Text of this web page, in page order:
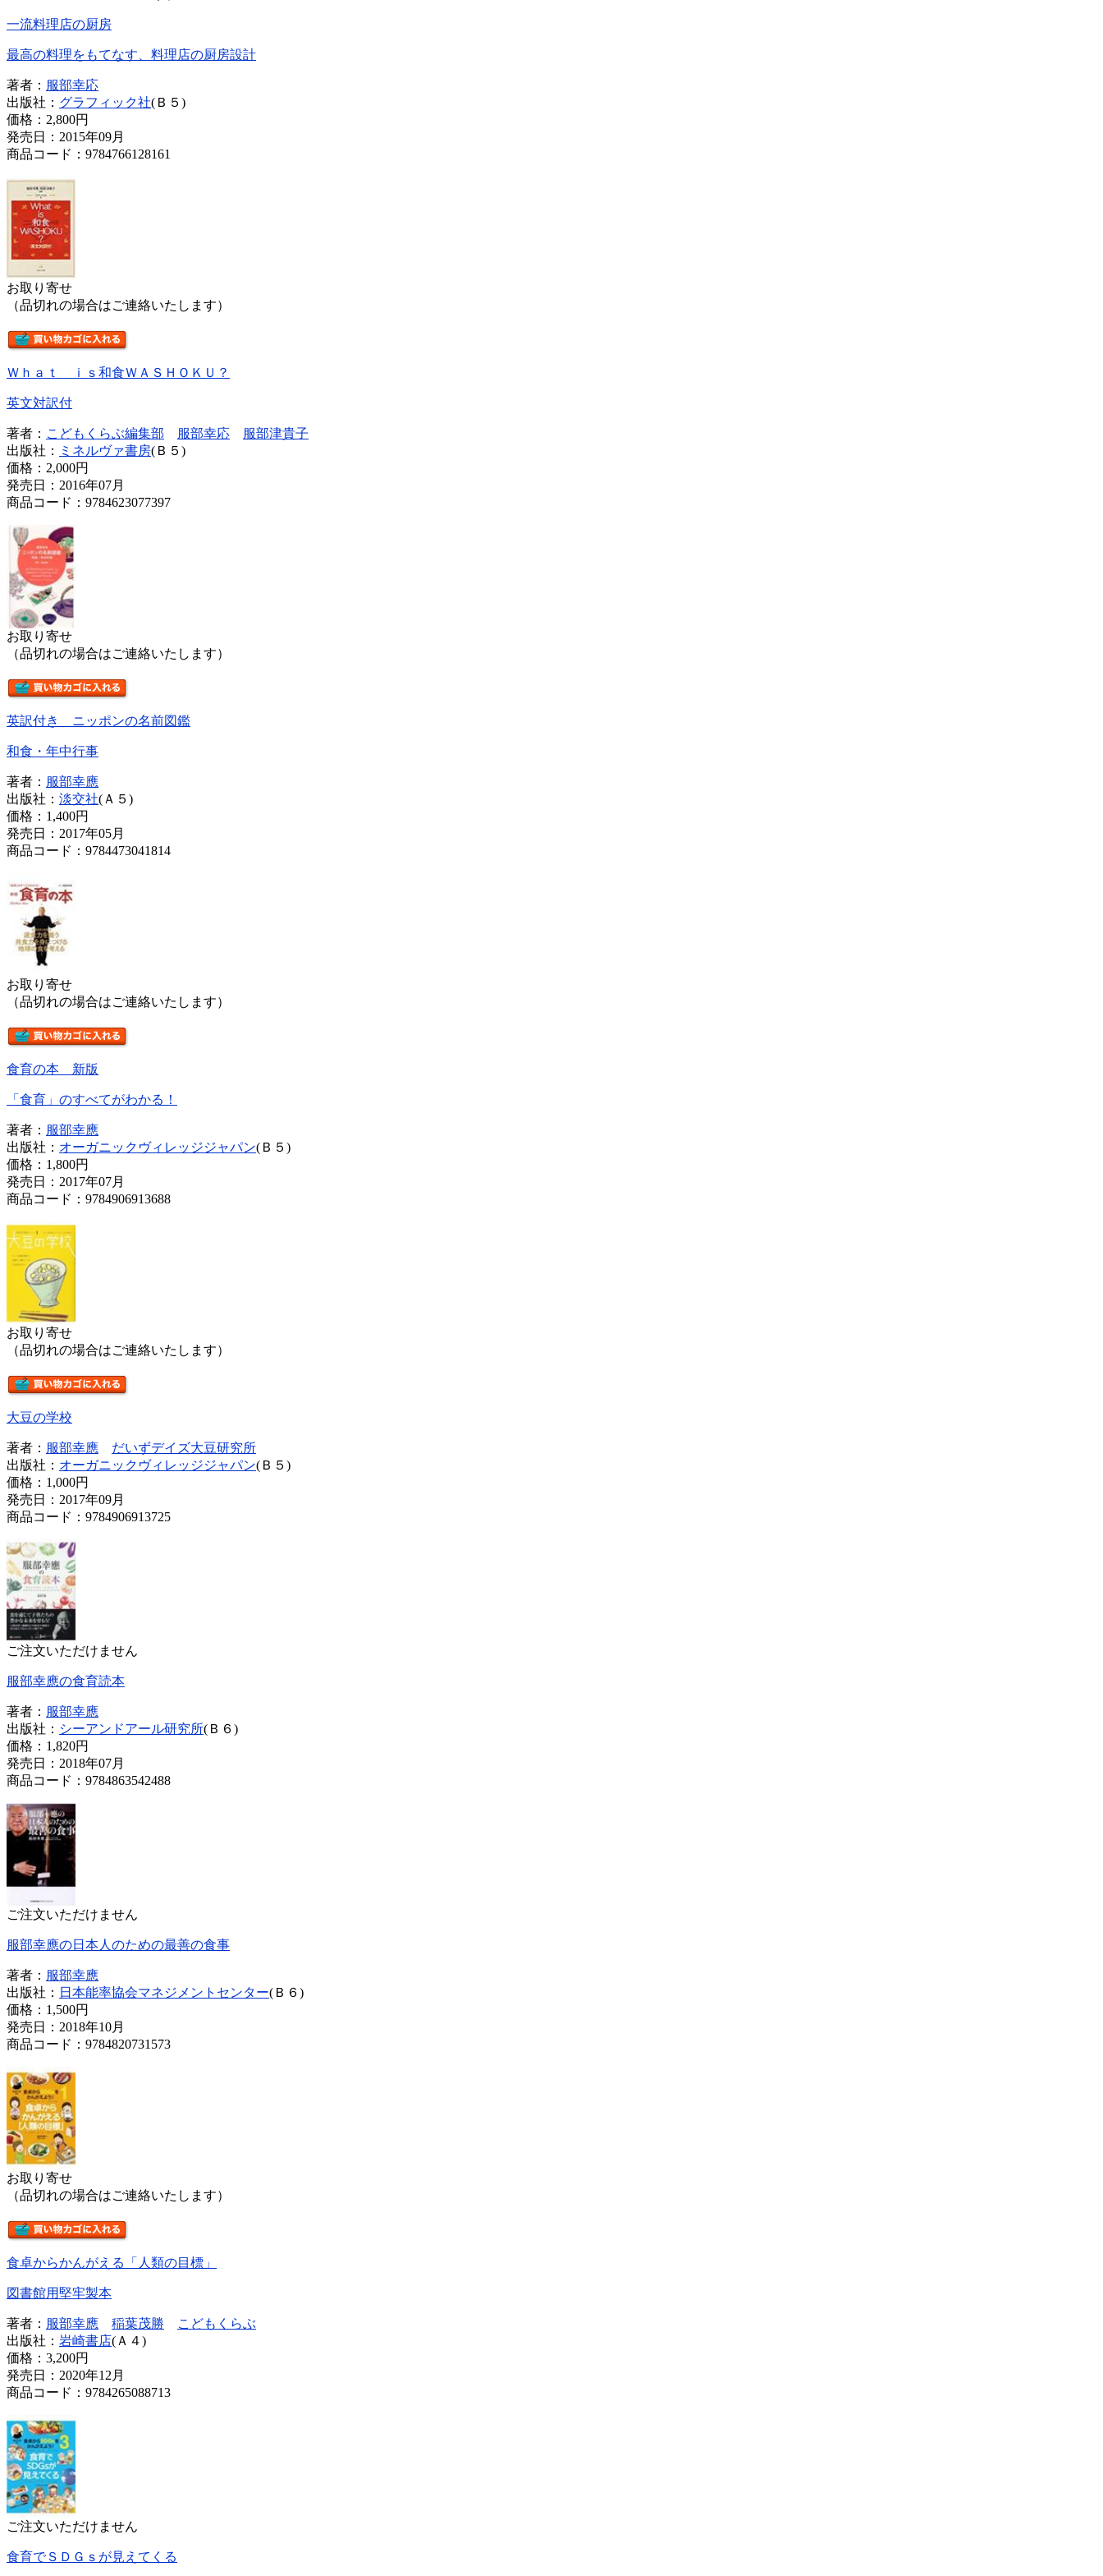
一流料理店の厨房
最高の料理をもてなす、料理店の厨房設計
著者： 服部幸応
出版社： グラフィック社(Ｂ５)
価格： 2,800円
発売日：2015年09月
商品コード：9784766128161
お取り寄せ
（品切れの場合はご連絡いたします）
Ｗｈａｔ ｉｓ和食ＷＡＳＨＯＫＵ？
英文対訳付
著者： こどもくらぶ編集部 服部幸応
服部津貴子
出版社：
ミネルヴァ書房(Ｂ５)
価格： 2,000円
発売日：2016年07月
商品コード：9784623077397
お取り寄せ
（品切れの場合はご連絡いたします）
英訳付き ニッポンの名前図鑑
和食・年中行事
著者： 服部幸應
出版社： 淡交社(Ａ５)
価格： 1,400円
発売日：2017年05月
商品コード：9784473041814
お取り寄せ
（品切れの場合はご連絡いたします）
食育の本 新版
「食育」のすべてがわかる！
著者： 服部幸應
出版社： オーガニックヴィレッジジャパン(Ｂ５)
価格： 1,800円
発売日：2017年07月
商品コード：9784906913688
お取り寄せ
（品切れの場合はご連絡いたします）
大豆の学校
著者： 服部幸應
だいずデイズ大豆研究所
出版社： オーガニックヴィレッジジャパン(Ｂ５)
価格： 1,000円
発売日：2017年09月
商品コード：9784906913725
ご注文いただけません
服部幸應の食育読本
著者： 服部幸應
出版社： シーアンドアール研究所(Ｂ６)
価格： 1,820円
発売日：2018年07月
商品コード：9784863542488
ご注文いただけません
服部幸應の日本人のための最善の食事
著者： 服部幸應
出版社： 日本能率協会マネジメントセンター(Ｂ６)
価格： 1,500円
発売日：2018年10月
商品コード：9784820731573
お取り寄せ
（品切れの場合はご連絡いたします）
食卓からかんがえる「人類の目標」
図書館用堅牢製本
著者： 服部幸應 稲葉茂勝
こどもくらぶ
出版社： 岩崎書店(Ａ４)
価格： 3,200円
発売日：2020年12月
商品コード：9784265088713
ご注文いただけません
食育でＳＤＧｓが見えてくる